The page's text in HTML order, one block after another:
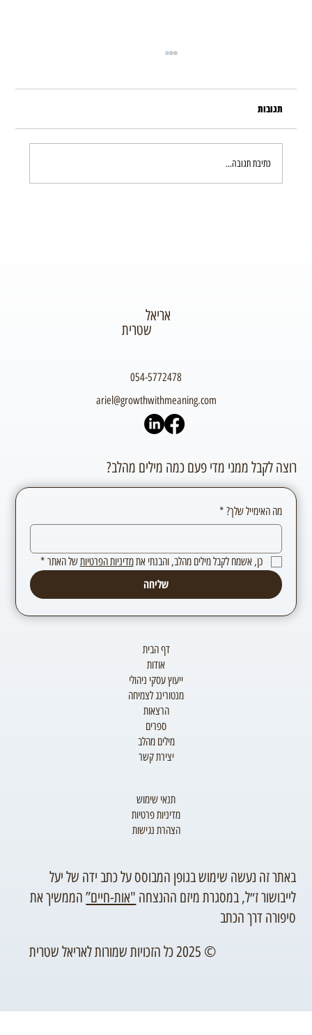
עידן הכאוס – פרק 4
תגובות
כתיבת תגובה...
אריאל
שטרית
054-5772478
ariel@growthwithmeaning.com
דף הבית
אודות
ייעוץ עסקי ניהולי
מנטורינג לצמיחה
הרצאות
ספרים
מילים מהלב
יצירת קשר
תנאי שימוש
מדיניות פרטיות
הצהרת נגישות
רוצה לקבל ממני מדי פעם כמה מילים מהלב?
מה האימייל שלך? *
כן, אשמח לקבל מילים מהלב, והבנתי את מדיניות הפרטיות של האתר *
שליחה
באתר זה נעשה שימוש בגופן המבוסס על כתב ידה של יעל
לייבושור ז״ל, במסגרת מיזם ההנצחה "אות-חיים”הממשיך את
סיפורה דרך הכתב
© 2025 כל הזכויות שמורות לאריאל שטרית